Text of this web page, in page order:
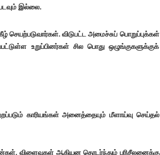
இல்லை.
விடுபட்ட அமைச்சுப் பொறுப்புக்கள்
உறுப்பினர்கள் சில பொது ஒழுங்குகளுக்குக்
காரியங்கள் அனைத்தையும் மீளாய்வு செய்தல்
விளைவுகள் ஆகியன தொடர்ந்தும் பரிசீலனைக்கு